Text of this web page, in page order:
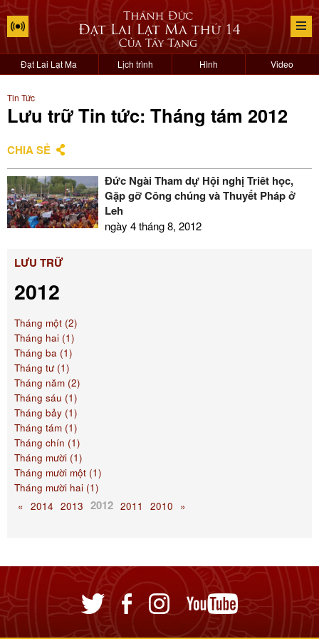
Đạt Lai Lạt Ma Lịch trình Hình Video
Tin Tức
Lưu trữ Tin tức: Tháng tám 2012
CHIA SẺ
Đức Ngài Tham dự Hội nghị Triết học,
Gặp gỡ Công chúng và Thuyết Pháp ở
Leh
ngày 4 tháng 8, 2012
LƯU TRỮ
2012
Tháng một (2)
Tháng hai (1)
Tháng ba (1)
Tháng tư (1)
Tháng năm (2)
Tháng sáu (1)
Tháng bảy (1)
Tháng tám (1)
Tháng chín (1)
Tháng mười (1)
Tháng mười một (1)
Tháng mười hai (1)
« 2014 2013 2012 2011 2010 »